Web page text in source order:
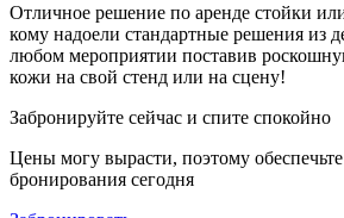
Отличное решение по аренде стойки
кому надоели стандартные решения из
любом мероприятии поставив
кожи на свой стенд или на сцену!
Забронируйте сейчас и спите спокойно
Цены могу вырасти, поэтому
бронирования сегодня